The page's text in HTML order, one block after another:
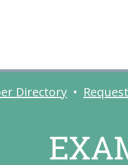
Directory •